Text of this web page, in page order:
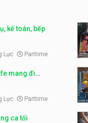
kế toán, bếp
Lực Parttime
mang đi
Lực Parttime
ca tối